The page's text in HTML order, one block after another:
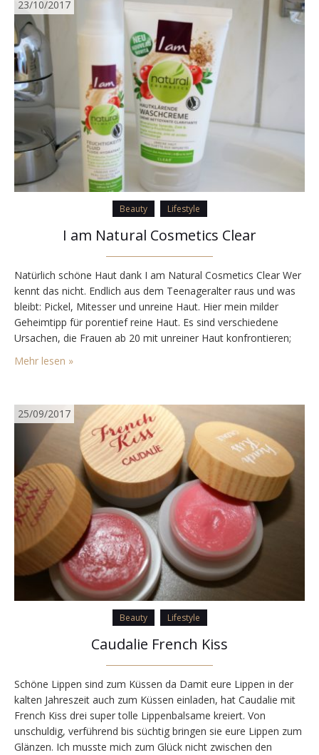
23/10/2017
Beauty Lifestyle
I am Natural Cosmetics Clear
Natürlich schöne Haut dank I am Natural Cosmetics Clear Wer
kennt das nicht. Endlich aus dem Teenageralter raus und was
bleibt: Pickel, Mitesser und unreine Haut. Hier mein milder
Geheimtipp für porentief reine Haut. Es sind verschiedene
Ursachen, die Frauen ab 20 mit unreiner Haut konfrontieren;
Stress, Hormonveränderungen, falsche Ernährung oder andere
Umwelteinflüsse. Egal was es ist, die lästigen Pickel…
Mehr lesen »
25/09/2017
Beauty Lifestyle
Caudalie French Kiss
Schöne Lippen sind zum Küssen da Damit eure Lippen in der
kalten Jahreszeit auch zum Küssen einladen, hat Caudalie mit
French Kiss drei super tolle Lippenbalsame kreiert. Von
unschuldig, verführend bis süchtig bringen sie eure Lippen zum
Glänzen. Ich musste mich zum Glück nicht zwischen den